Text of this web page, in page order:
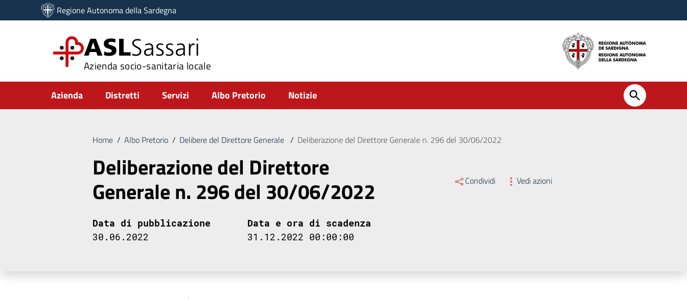
Vai ai contenuti
Vai al menu di navigazione
Regione Autonoma della Sardegna
ASLSassari
Azienda socio-sanitaria locale
Submenu
Azienda Distretti Servizi Albo Pretorio Notizie
Home / Albo Pretorio / Delibere del Direttore Generale / Deliberazione del Direttore Generale n. 296 del 30/06/2022
Deliberazione del Direttore
Generale n. 296 del 30/06/2022 Condividi Vedi azioni
Data di pubblicazione
30.06.2022
Data e ora di scadenza
31.12.2022 00:00:00